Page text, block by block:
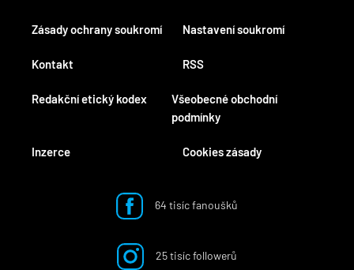
Kontakt
Redakční etický kodex
Inzerce
RSS
Všeobecné obchodní
podmínky
Cookies zásady
Zásady ochrany soukromí Nastavení soukromí
64 tisíc fanoušků
25 tisíc followerů